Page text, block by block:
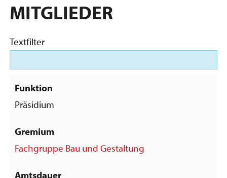
MITGLIEDER
Textfilter
Präsidium
Fachgruppe Bau und Gestaltung